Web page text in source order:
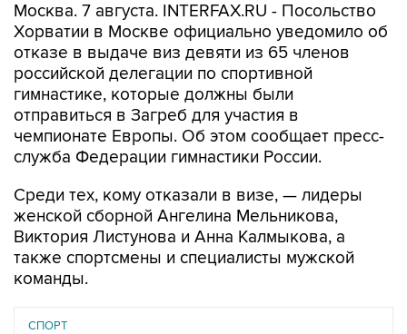
Москва. 7 августа. INTERFAX.RU - Посольство
Хорватии в Москве официально уведомило об
отказе в выдаче виз девяти из 65 членов
российской делегации по спортивной
гимнастике, которые должны были
отправиться в Загреб для участия в
чемпионате Европы. Об этом сообщает пресс-
служба Федерации гимнастики России.
Среди тех, кому отказали в визе, — лидеры
женской сборной Ангелина Мельникова,
Виктория Листунова и Анна Калмыкова, а
также спортсмены и специалисты мужской
команды.
СПОРТ